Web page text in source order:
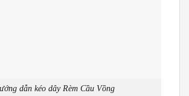
dẫn kéo dây Rèm Cầu Vồng